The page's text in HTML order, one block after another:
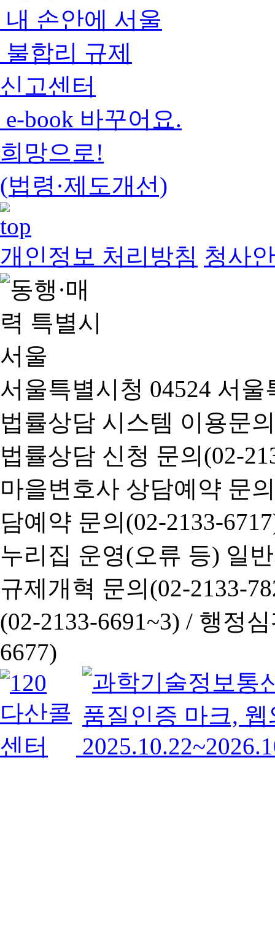
내 손안에 서울
불합리 규제
신고센터
e-book 바꾸어요.
희망으로!
(법령·제도개선)
개인정보 처리방침 청사
서울특별시청 04524 서
법률상담 시스템 이용문
법률상담 신청 문의(02-
마을변호사 상담예약 문
담예약 문의(02-2133-
누리집 운영(오류 등) 일
규제개혁 문의(02-2133-
(02-2133-6691~3) / 행정심
6677)